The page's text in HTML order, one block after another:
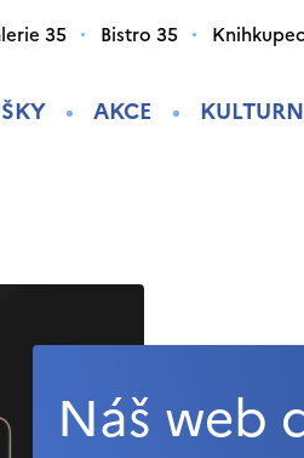
AKCE
35 Bistro 35
Náš web